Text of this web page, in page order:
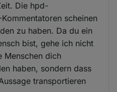
Die hpd-
scheinen
zu haben. Da du ein
bist, gehe ich nicht
Menschen dich
haben, sondern dass
transportieren